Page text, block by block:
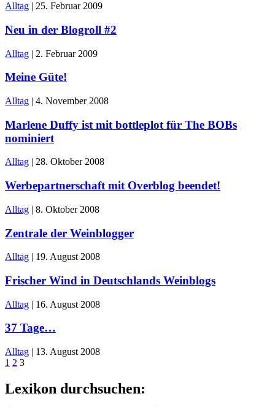
Alltag | 25. Februar 2009
Neu in der Blogroll #2
Alltag | 2. Februar 2009
Meine Güte!
Alltag | 4. November 2008
Marlene Duffy ist mit bottleplot für The BOBs
nominiert
Alltag | 28. Oktober 2008
Werbepartnerschaft mit Overblog beendet!
Alltag | 8. Oktober 2008
Zentrale der Weinblogger
Alltag | 19. August 2008
Frischer Wind in Deutschlands Weinblogs
Alltag | 16. August 2008
37 Tage…
Alltag | 13. August 2008
1 2 3
Lexikon durchsuchen: